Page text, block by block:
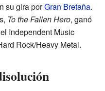
su gira porGran Bretaña.
To the Fallen Hero, ganó
Independent Music
Rock/Heavy Metal.